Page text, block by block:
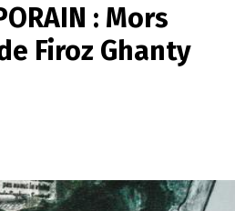
: Mors
Firoz Ghanty